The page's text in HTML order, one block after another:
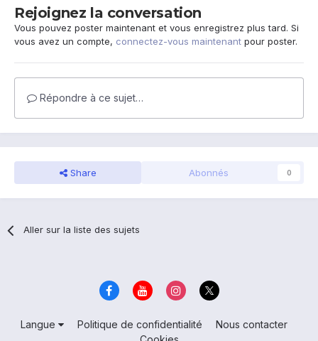
Rejoignez la conversation
Vous pouvez poster maintenant et vous enregistrez plus tard. Si
vous avez un compte, connectez-vous maintenant pour poster.
Répondre à ce sujet…
Share Abonnés 0
Aller sur la liste des sujets
Langue Politique de confidentialité
Nous contacter